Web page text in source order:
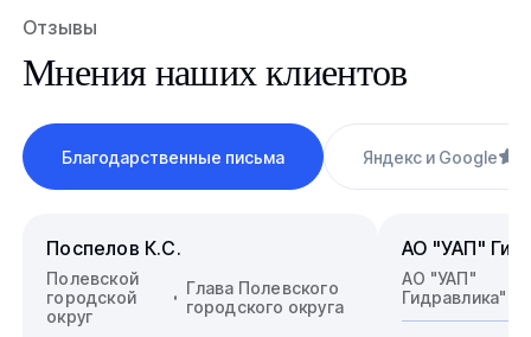
Отзывы
Мнения наших клиентов
Благодарственные письма Яндекс и Google
Поспелов К.С.
Полевской
городской
округ
Глава Полевского
городского округа
АО "УАП"
АО "УАП"
Гидравлика"